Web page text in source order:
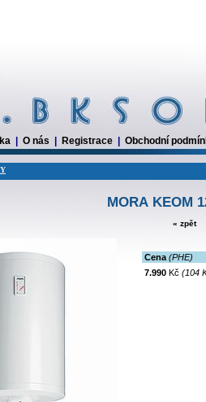
O nás Registrace Obchodní
MORA KEOM
« zpět
Cena (PHE)
7.990 Kč (104